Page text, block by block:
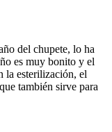
del chupete, lo ha
es muy bonito y el
la esterilización, el
también sirve para